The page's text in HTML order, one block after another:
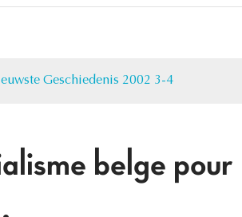
Geschiedenis 2002 3-4
belge